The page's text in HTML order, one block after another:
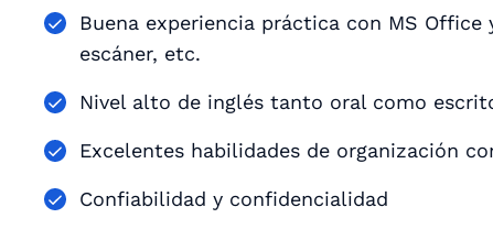
Buena experiencia práctica con MS
escáner, etc.
Nivel alto de inglés tanto oral como
Excelentes habilidades de organización
Confiabilidad y confidencialidad